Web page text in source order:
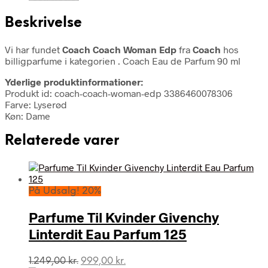
Beskrivelse
Vi har fundet Coach Coach Woman Edp fra Coach hos
billigparfume i kategorien . Coach Eau de Parfum 90 ml
Yderlige produktinformationer:
Produkt id: coach-coach-woman-edp 3386460078306
Farve: Lyserød
Køn: Dame
Relaterede varer
På Udsalg! 20%
Parfume Til Kvinder Givenchy
Linterdit Eau Parfum 125
1.249,00kr. Den
999,00 kr.